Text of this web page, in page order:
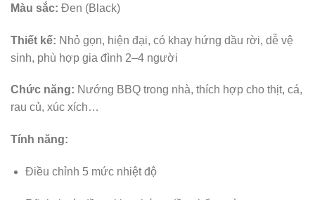
Màu sắc: Đen (Black)
Thiết kế: Nhỏ gọn, hiện đại, có khay hứng dầu rời, dễ vệ
sinh, phù hợp gia đình 2–4 người
Chức năng: Nướng BBQ trong nhà, thích hợp cho thịt, cá,
rau củ, xúc xích…
Tính năng:
Điều chỉnh 5 mức nhiệt độ